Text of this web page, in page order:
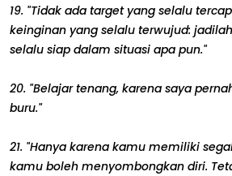
19. "Tidak ada target yang selalu
keinginan yang selalu terwujud:
selalu siap dalam situasi apa pun."
20. "Belajar tenang, karena saya
buru."
21. "Hanya karena kamu memiliki
kamu boleh menyombongkan diri.